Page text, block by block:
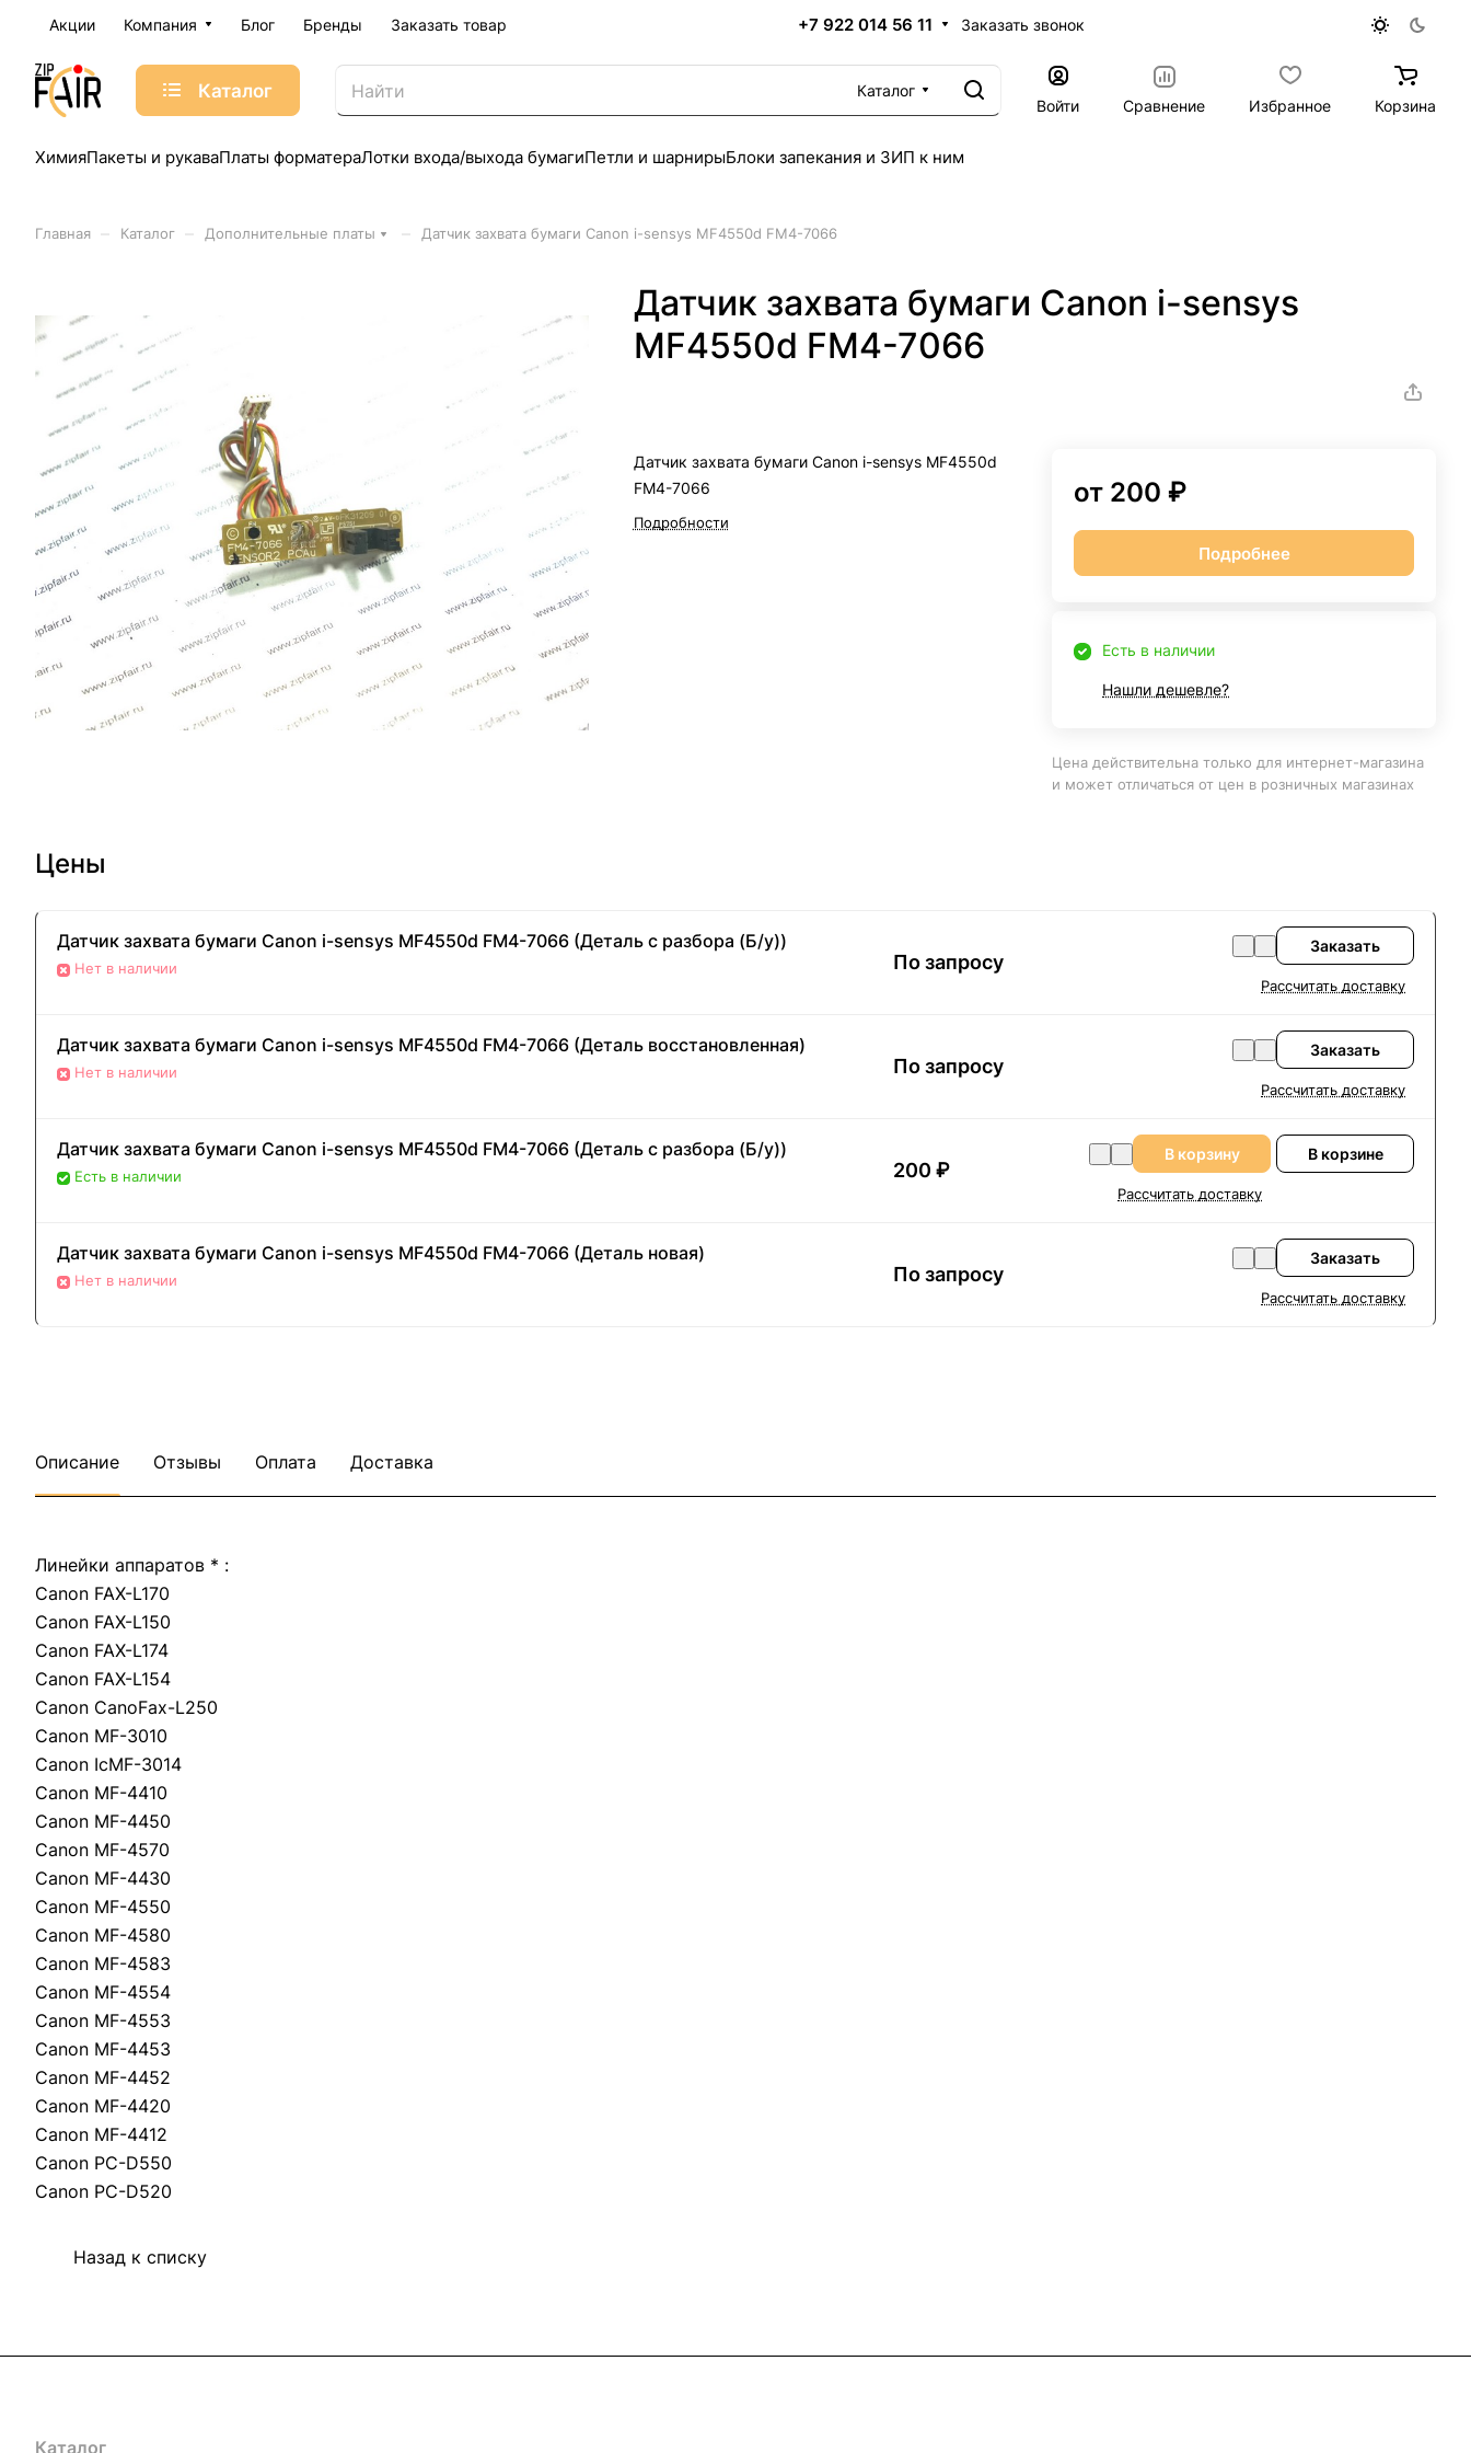
Акции Компания Блог Бренды Заказать товар +7 922 014 56 11 Заказать звонок
Каталог
Каталог
Войти
Сравнение Избранное Корзина
ХимияПакеты и рукаваПлаты форматераЛотки входа/выхода бумагиПетли и шарнирыБлоки запекания и ЗИП к ним
Главная Каталог Дополнительные платы Датчик захвата бумаги Canon i-sensys MF4550d FM4-7066
Датчик захвата бумаги Canon i-sensys
MF4550d FM4-7066
Датчик захвата бумаги Canon i-sensys MF4550d
FM4-7066
Подробности
от 200 ₽
Подробнее
Есть в наличии
Нашли дешевле?
Цена действительна только для интернет-магазина
и может отличаться от цен в розничных магазинах
Цены
Датчик захвата бумаги Canon i-sensys MF4550d FM4-7066 (Деталь с разбора (Б/у))
Нет в наличии По запросу
Заказать
Рассчитать доставку
Датчик захвата бумаги Canon i-sensys MF4550d FM4-7066 (Деталь восстановленная)
Нет в наличии По запросу
Заказать
Рассчитать доставку
Датчик захвата бумаги Canon i-sensys MF4550d FM4-7066 (Деталь с разбора (Б/у))
Есть в наличии 200 ₽
В корзину В корзине
Рассчитать доставку
Датчик захвата бумаги Canon i-sensys MF4550d FM4-7066 (Деталь новая)
Нет в наличии По запросу
Заказать
Рассчитать доставку
Описание Отзывы Оплата Доставка
Линейки аппаратов * :
Canon FAX-L170
Canon FAX-L150
Canon FAX-L174
Canon FAX-L154
Canon СanoFax-L250
Canon MF-3010
Canon IcMF-3014
Canon MF-4410
Canon MF-4450
Canon MF-4570
Canon MF-4430
Canon MF-4550
Canon MF-4580
Canon MF-4583
Canon MF-4554
Canon MF-4553
Canon MF-4453
Canon MF-4452
Canon MF-4420
Canon MF-4412
Canon PC-D550
Canon PC-D520
Назад к списку
Каталог